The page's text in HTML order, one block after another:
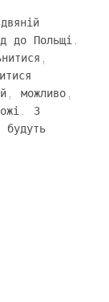
до Польщі.
можливо,
З
будуть